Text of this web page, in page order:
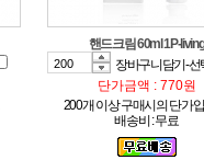
핸드크림 60ml 1P-living
장바구니담기-
단가금액 : 770원
200개 이상 구매시의 단가
배송비 : 무료